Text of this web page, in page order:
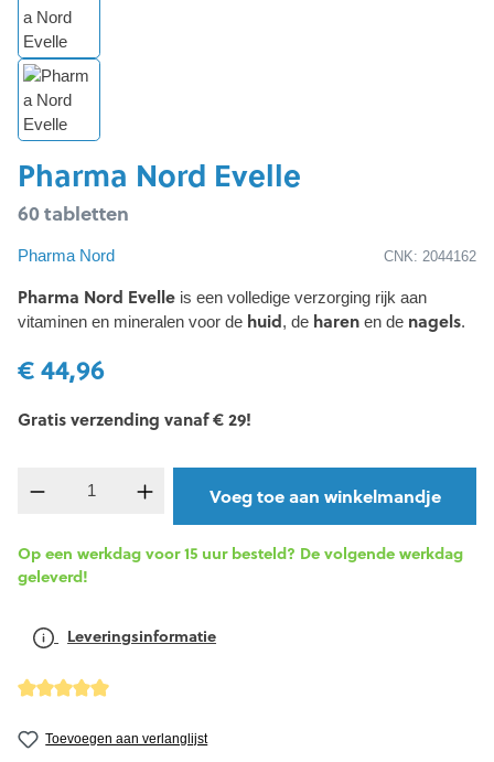
Pharma Nord Evelle
60 tabletten
Pharma Nord CNK: 2044162
Pharma Nord Evelle is een volledige verzorging rijk aan
vitaminen en mineralen voor de huid, de haren en de nagels.
€ 44,96
Gratis verzending vanaf € 29!
component.product.quantitySelect.legend
Voeg toe aan winkelmandje
Op een werkdag voor 15 uur besteld? De volgende werkdag
geleverd!
Leveringsinformatie
Toevoegen aan verlanglijst